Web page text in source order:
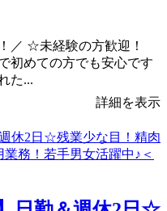
／ ☆未経験の方歓迎！
初めての方でも安心です
た...
詳細を表示